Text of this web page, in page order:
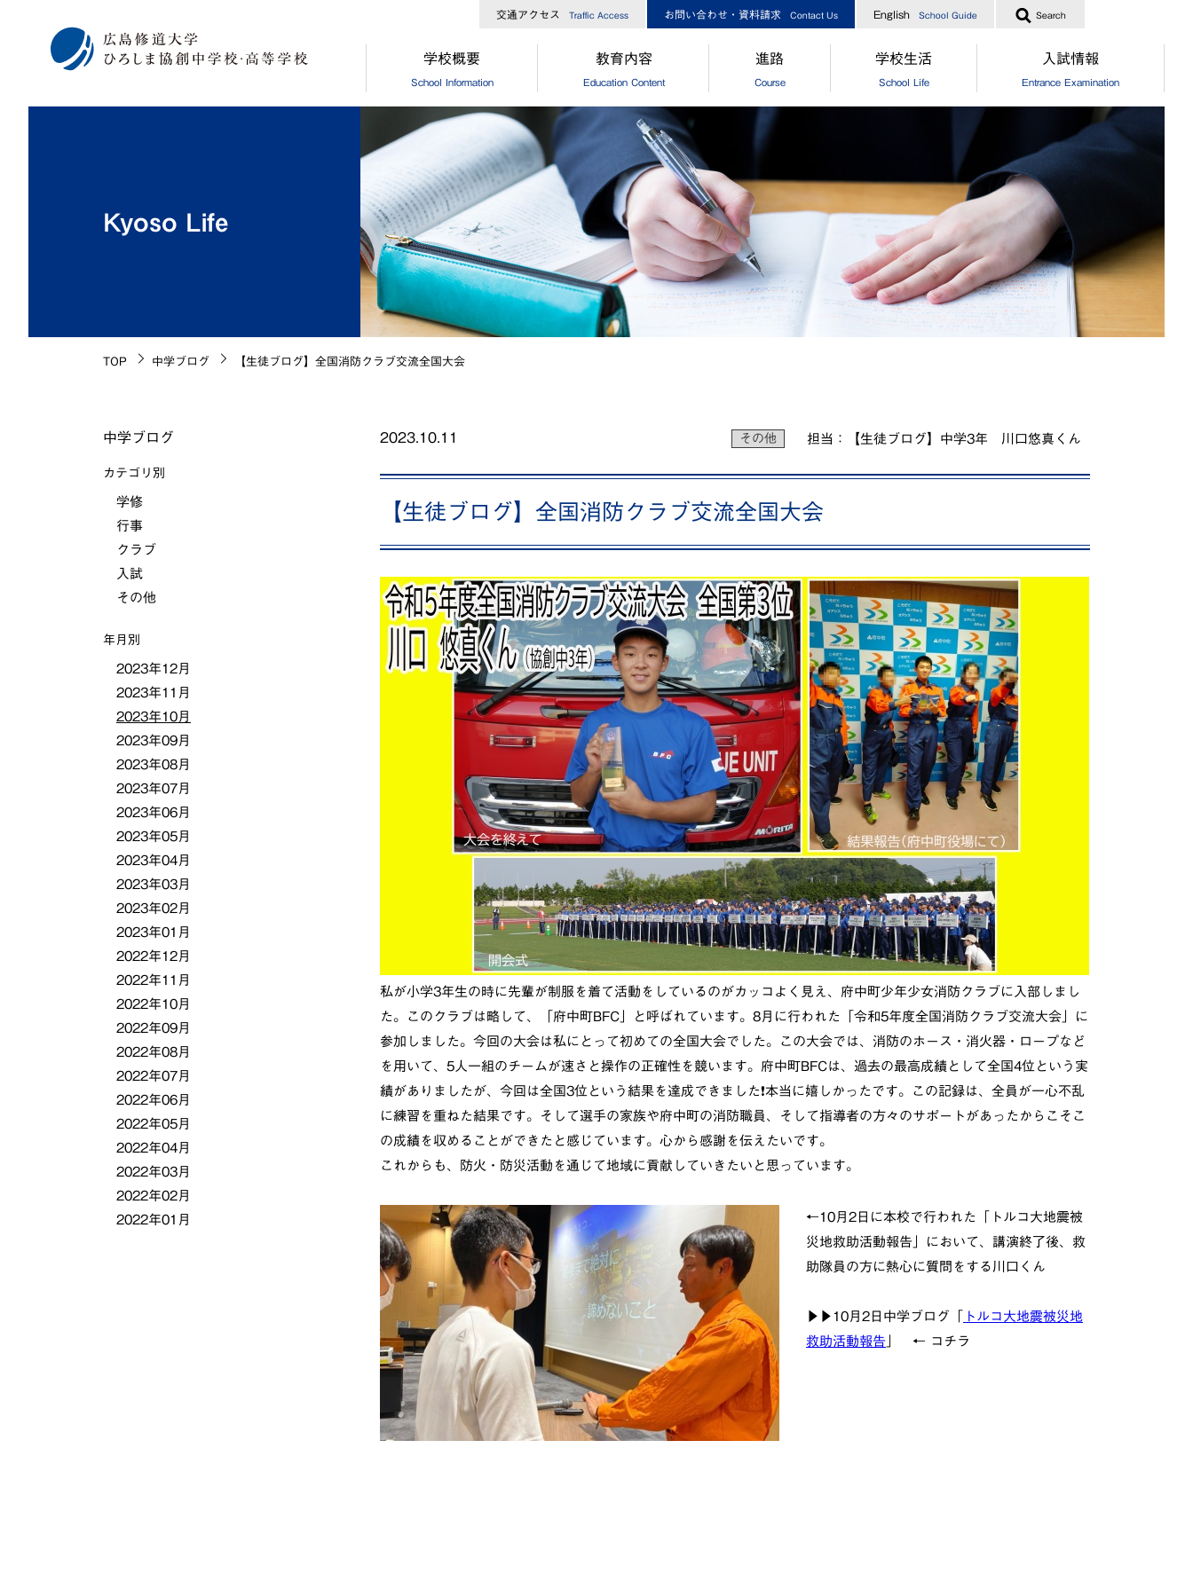
交通アクセス Traffic Access お問い合わせ・資料請求 Contact Us English School Guide Search
学校概要
School Information
校長からのメッセージ
学校経営方針
修大ひろしま協創が目指す教育
広島修道大学との連携
海外協定校・姉妹校
施設・設備
生徒数
教育内容
Education Content
中高一貫コースについて
[高校]コース制
[高校]特別進学コース
[高校]進学コース
探究
GCP
国際理解プログラム
進路
Course
[中学]進路指導
[高校]進路実績
[高校]進路指導
[高校]卒業生からのメッセージ
学校生活
School Life
クラブ活動
食堂
[中学]生徒自治会
PICK UP STUDENTS
入試情報
Entrance Examination
［中学］オープンスクール
［高校］オープンスクール
［中高］個別相談・説明会
［中高］学校案内
［中学］入試情報
［高校］入試情報
［中学］納付金・奨学金・授業
Kyoso Life
TOP 中学ブログ 【生徒ブログ】全国消防クラブ交流全国大会
2023.10.11 その他 担当：【生徒ブログ】中学3年 川口悠真くん
【生徒ブログ】全国消防クラブ交流全国大会
私が小学3年生の時に先輩が制服を着て活動をしているのがカッコよく見え、府中町少年少女消防クラブに入部しまし
た。このクラブは略して、「府中町BFC」と呼ばれています。8月に行われた「令和5年度全国消防クラブ交流大会」に
参加しました。今回の大会は私にとって初めての全国大会でした。この大会では、消防のホース・消火器・ロープなど
を用いて、5人一組のチームが速さと操作の正確性を競います。府中町BFCは、過去の最高成績として全国4位という実
績がありましたが、今回は全国3位という結果を達成できました❗️本当に嬉しかったです。この記録は、全員が一心不乱
に練習を重ねた結果です。そして選手の家族や府中町の消防職員、そして指導者の方々のサポートがあったからこそこ
の成績を収めることができたと感じています。心から感謝を伝えたいです。
これからも、防火・防災活動を通じて地域に貢献していきたいと思っています。
←10月2日に本校で行われた「トルコ大地震被
災地救助活動報告」において、講演終了後、救
助隊員の方に熱心に質問をする川口くん
▶︎▶︎10月2日中学ブログ「
トルコ大地震被災地
救助活動報告 」 ← コチラ
中学ブログ
カテゴリ別
学修
行事
クラブ
入試
その他
年月別
2023年12月
2023年11月
2023年10月
2023年09月
2023年08月
2023年07月
2023年06月
2023年05月
2023年04月
2023年03月
2023年02月
2023年01月
2022年12月
2022年11月
2022年10月
2022年09月
2022年08月
2022年07月
2022年06月
2022年05月
2022年04月
2022年03月
2022年02月
2022年01月